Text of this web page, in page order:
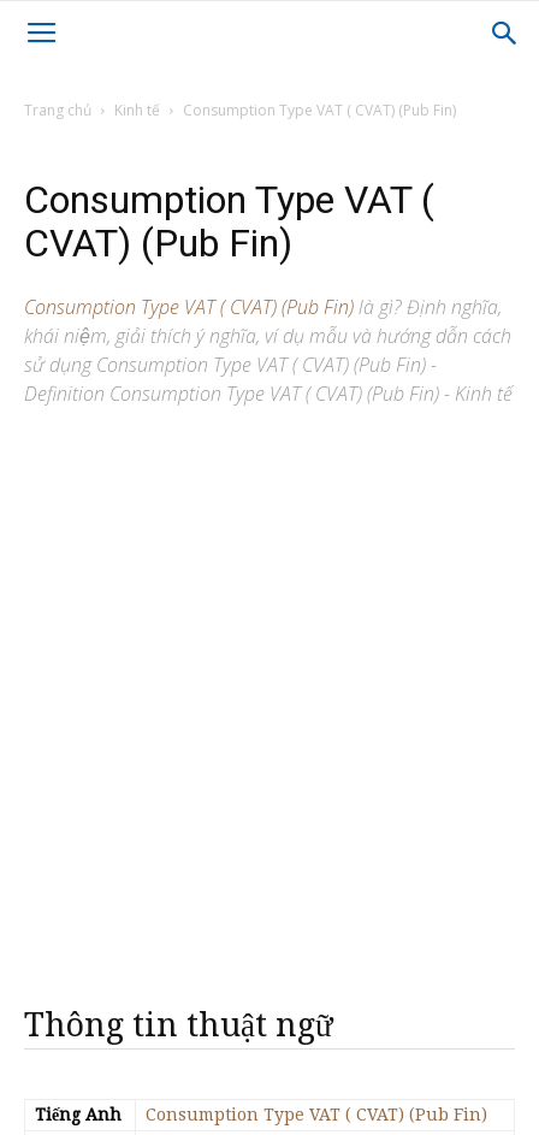
Trang chủ Kinh tế Consumption Type VAT ( CVAT) (Pub Fin)
Consumption Type VAT (
CVAT) (Pub Fin)
Consumption Type VAT ( CVAT) (Pub Fin)là gì? Định nghĩa,
khái niệm, giải thích ý nghĩa, ví dụ mẫu và hướng dẫn cách
sử dụng Consumption Type VAT ( CVAT) (Pub Fin) -
Definition Consumption Type VAT ( CVAT) (Pub Fin) - Kinh tế
Thông tin thuật ngữ
Tiếng Anh
Consumption Type VAT ( CVAT) (Pub Fin)